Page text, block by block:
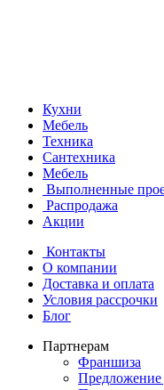
Кухни
Мебель
Техника
Сантехника
Мебель
Выполненные
Распродажа
Акции
Контакты
О компании
Доставка и оплата
Условия рассрочки
Блог
Партнерам
Франшиза
Предложение